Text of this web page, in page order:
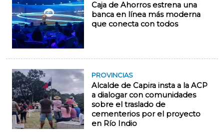
Caja de Ahorros estrena una
banca en línea más moderna
que conecta con todos
PROVINCIAS
Alcalde de Capira insta a la ACP
a dialogar con comunidades
sobre el traslado de
cementerios por el proyecto
en Río Indio